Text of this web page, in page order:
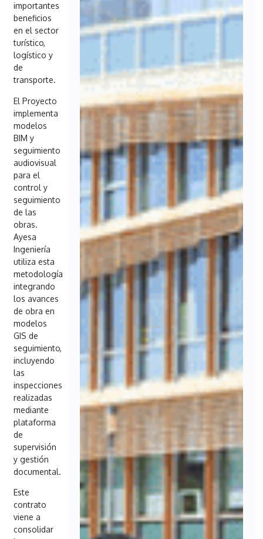
importantes
beneficios
en el sector
turístico,
logístico y
de
transporte.
El Proyecto
implementa
modelos
BIM y
seguimiento
audiovisual
para el
control y
seguimiento
de las
obras.
Ayesa
Ingeniería
utiliza esta
metodología
integrando
los avances
de obra en
modelos
GIS de
seguimiento,
incluyendo
las
inspecciones
realizadas
mediante
plataforma
de
supervisión
y gestión
documental.
Este
contrato
viene a
consolidar